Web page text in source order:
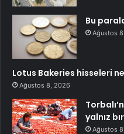
Bu
Ağustos
Lotus Bakeries hisseleri
Ağustos 8, 2026
yalnız
Ağustos